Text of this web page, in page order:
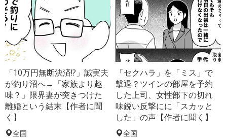
「10万円無断決済!?」誠実夫
が釣り沼へ→「家族より趣
味？」限界妻が突きつけた
離婚という結末【作者に聞
く】
全国
「セクハラ」を「ミス」で
撃退？ツインの部屋を予約
した上司、女性部下の切れ
味鋭い反撃にに「スカッと
した」の声【作者に聞く】
全国